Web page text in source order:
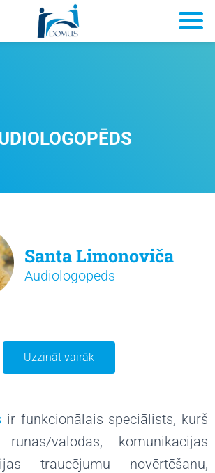
Santa Limonoviča
Audiologopēds
Uzzināt vairāk
ir funkcionālais speciālists, kurš
valodas, komunikācijas
traucējumu novērtēšanu,